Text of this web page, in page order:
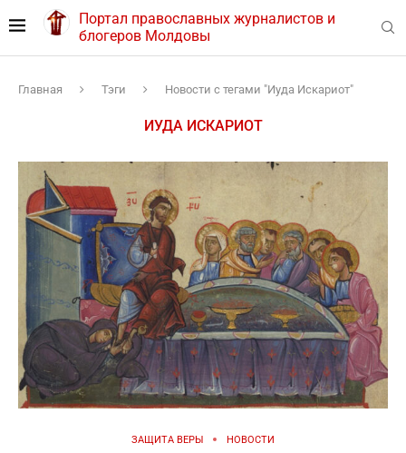
Портал православных журналистов и
блогеров Молдовы
Главная Тэги Новости с тегами "Иуда Искариот"
ИУДА ИСКАРИОТ
ЗАЩИТА ВЕРЫ НОВОСТИ